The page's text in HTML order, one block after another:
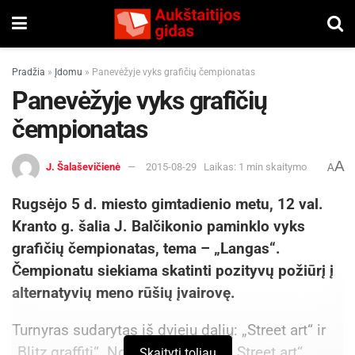
Pradžia » Įdomu » Panevėžyje vyks grafičių čempionatas
Panevėžyje vyks grafičių
čempionatas
J. Šalaševičienė 2015-08-29 Laikas: 1 min skaitymo AA
Rugsėjo 5 d. miesto gimtadienio metu, 12 val.
Kranto g. šalia J. Balčikonio paminklo vyks
grafičių čempionatas, tema – „Langas“.
Čempionatu siekiama skatinti pozityvų požiūrį į
alternatyvių meno rūšių įvairovę.
Turnyras sudarytas iš dviejų dalių: „Street art“ ir